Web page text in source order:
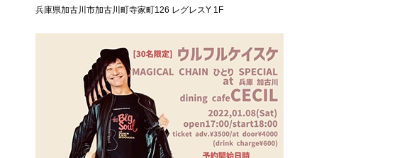
兵庫県加古川市加古川町寺家町126 レグレスY 1F